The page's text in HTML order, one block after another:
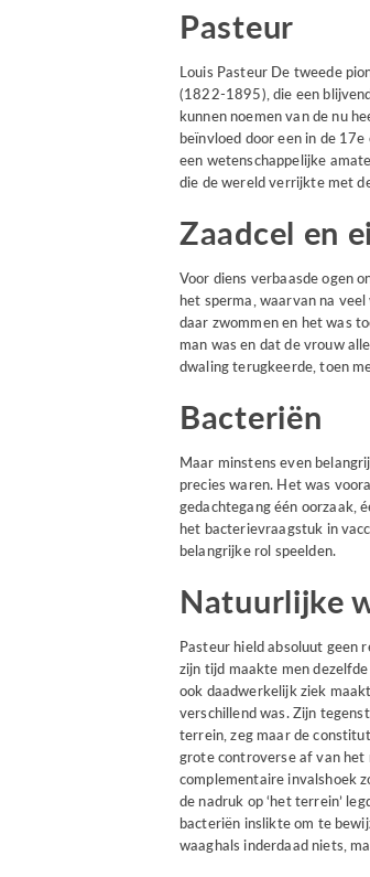
Pasteur
Louis Pasteur De tweede
(1822-1895), die een
kunnen noemen van de nu
beïnvloed door een in de
een wetenschappelijke
die de wereld verrijkte met
Zaadcel en
Voor diens verbaasde ogen
het sperma, waarvan na
daar zwommen en het was
man was en dat de vrouw
dwaling terugkeerde, toen
Bacteriën
Maar minstens even
precies waren. Het was
gedachtegang één oorzaak,
het bacterievraagstuk in
belangrijke rol speelden.
Natuurlijke
Pasteur hield absoluut geen
zijn tijd maakte men
ook daadwerkelijk ziek
verschillend was. Zijn
terrein, zeg maar de
grote controverse af van het
complementaire invalshoek
de nadruk op ‘het terrein’
bacteriën inslikte om te
waaghals inderdaad niets,